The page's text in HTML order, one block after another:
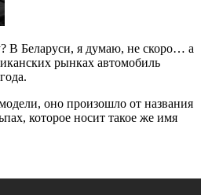
В Беларуси, я думаю, не скоро… а
рынках автомобиль
оно произошло от названия
которое носит такое же имя